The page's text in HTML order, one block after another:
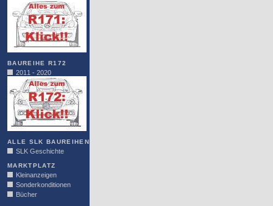
BAUREIHE R172
2011 - 2020
ALLE SLK BAUREIHEN
SLK Geschichte
MARKTPLATZ
Kleinanzeigen
Sonderkonditionen
Bücher